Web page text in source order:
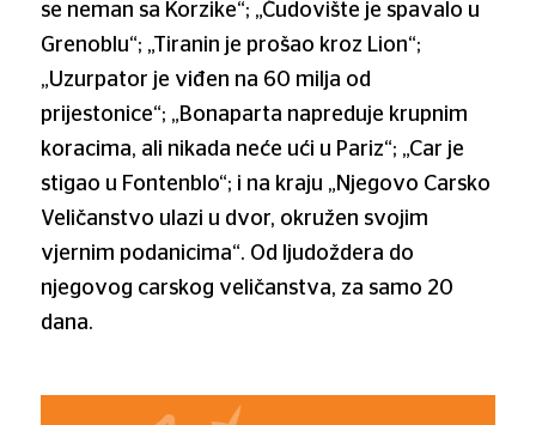
se neman sa Korzike“; „Čudovište je spavalo u
Grenoblu“; „Tiranin je prošao kroz Lion“;
„Uzurpator je viđen na 60 milja od
prijestonice“; „Bonaparta napreduje krupnim
koracima, ali nikada neće ući u Pariz“; „Car je
stigao u Fontenblo“; i na kraju „Njegovo Carsko
Veličanstvo ulazi u dvor, okružen svojim
vjernim podanicima“. Od ljudoždera do
njegovog carskog veličanstva, za samo 20
dana.